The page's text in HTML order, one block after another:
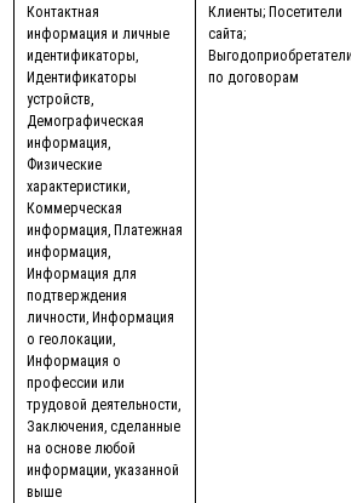
Контактная
информация и личные
идентификаторы,
Идентификаторы
устройств,
Демографическая
информация,
Физические
характеристики,
Коммерческая
информация, Платежная
информация,
Информация для
подтверждения
личности, Информация
о геолокации,
Информация о
профессии или
трудовой деятельности,
Заключения, сделанные
на основе любой
информации, указанной
выше
Клиенты; Посетители
сайта;
Выгодоприобретатели
по договорам